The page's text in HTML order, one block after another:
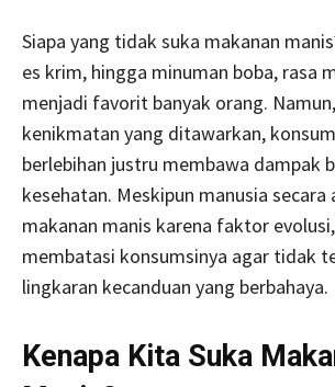
Siapa yang tidak suka makanan
es krim, hingga minuman boba, rasa
menjadi favorit banyak orang.
kenikmatan yang ditawarkan,
berlebihan justru membawa dampak
kesehatan. Meskipun manusia secara
makanan manis karena faktor
membatasi konsumsinya agar tidak
lingkaran kecanduan yang berbahaya.
Kenapa Kita Suka